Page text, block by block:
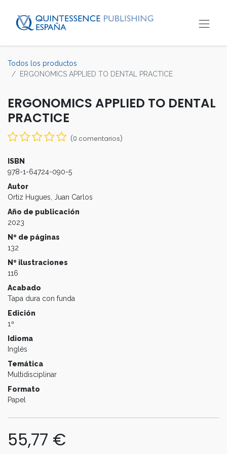
Todos los productos
ERGONOMICS APPLIED TO DENTAL PRACTICE
ERGONOMICS APPLIED TO DENTAL
PRACTICE
(0 comentarios)
ISBN
978-1-64724-090-5
Autor
Ortiz Hugues, Juan Carlos
Año de publicación
2023
Nº de páginas
132
Nº ilustraciones
116
Acabado
Tapa dura con funda
Edición
1ª
Idioma
Inglés
Temática
Multidisciplinar
Formato
Papel
55,77 €